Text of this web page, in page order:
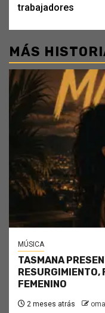
trabajadores
MÁS
MÚSICA
TASMANA
RESURGIMIENTO,
FEMENINO
2 meses atrás